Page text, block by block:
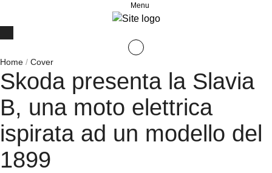
Menu
Home / Cover
Skoda presenta la Slavia
B, una moto elettrica
ispirata ad un modello del
1899